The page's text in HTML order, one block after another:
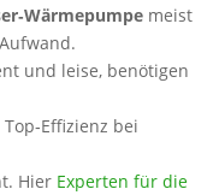
meist
und leise, benötigen
bei
Hier Experten für die